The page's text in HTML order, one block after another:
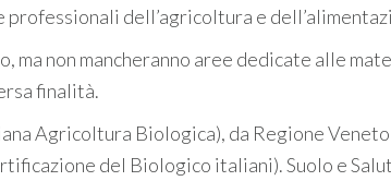
dell’agricoltura e
non mancheranno aree dedicate alle
finalità.
Agricoltura Biologica), da Regione
del Biologico italiani). Suolo e